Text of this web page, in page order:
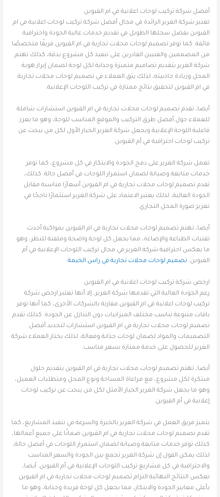
أفضل شركة تركيب لوحات اعلانية في ام القيوين
تعتبر شركة الغرير الرائدة في مجال أفضل شركة تركيب لوحات اعلانية في ام
القيوين بفضل سجلها الطويل في تقديم خدمات عالية الجودة واحترافية
فائقة. كما توفر تصميم لوحات محلات تجارية في ام القيوين فريقًا متخصصًا
من المصممين والفنيين القادرين على تنفيذ كل مشروع بدقة، كذلك تهتم
شركة الغرير بتقديم تصاميم متميزة وجذابة لكل لوحة لضمان إبراز هوية
المحل وزيادة جاذبيته، لذلك يثق العملاء في تصميم لوحات محلات تجارية
في ام القيوين لتحقيق نتائج ممتازة في تركيب اللوحات الإعلانية.
أيضا، تقدم تصميم لوحات محلات تجارية في ام القيوين استشارات شاملة
للعملاء حول أفضل طرق التركيب والموقع المناسب للوحة، وهو ما يعزز
فاعلية اللوحة الإعلانية ويجعل شركة الغرير الخيار الأول لكل من يبحث عن
تركيب لوحات احترافية في أم القيوين.
تعمل شركة الغرير على دمج الجودة والابتكار في كل مشروع، كما توفر
خدمات متابعة وصيانة لضمان استمرار اللوحات في أفضل حالة. كذلك،
تقدم تصميم لوحات محلات تجارية في ام القيوين أسعارًا مناسبة مقابل
الجودة العالية، لذلك يعتبر الاعتماد على شركة الغرير استثمارًا ناجحًا في
تعزيز صورة المحل التجاري.
أيضا، تهتم تصميم لوحات محلات تجارية في ام القيوين بمواكبة أحدث
تقنيات الطباعة والإضاءة، مما يجعل كل لوحة واضحة وملفتة للنظر، وهو
ما يعكس احترافية شركة الغرير في مجال تركيب اللوحات الإعلانية في أم
القيوين. تصميم لوحات محلات تجارية في راس الخيمة
ارخص شركة تركيب لوحات اعلانية في ام القيوين
رغم الجودة العالية التي تقدمها شركة الغرير، إلا أنها تعتبر ارخص شركة
تركيب لوحات اعلانية في ام القيوين مقارنة بالشركات الأخرى، كما أنها توفر
باقات متنوعة تناسب مختلف الميزانيات دون التنازل عن الجودة. كذلك تقدم
تصميم لوحات محلات تجارية في ام القيوين استشارات لتحديد أفضل
التصميمات والمواد لضمان لوحات جذابة وفعالة، لذلك يختار العملاء شركة
الغرير للحصول على خدمة ممتازة بسعر مناسب.
أيضا، تهتم تصميم لوحات محلات تجارية في ام القيوين بتقديم حلول
مبتكرة لكل مشروع، مع مراعاة المساحة ونوع المحل ومتطلبات العميل،
وهو ما يجعل شركة الغرير الخيار الأمثل لكل من يبحث عن تركيب لوحات
إعلانية في أم القيوين.
يتميز فريق العمل في شركة الغرير بالخبرة والسرعة في تنفيذ المشاريع، كما
تقدم تصميم لوحات محلات تجارية في ام القيوين ضمانًا على جميع أعمالها،
كذلك توفر خدمات متابعة وصيانة لضمان استمرار اللوحات في أفضل حالة،
لذلك يمكن القول إن شركة الغرير تجمع بين الجودة والسعر المناسب
والاحترافية في كل مشاريع تركيب اللوحات الإعلانية في أم القيوين. أيضا،
تعكس النتائج النهائية التزام تصميم لوحات محلات تجارية في ام القيوين
بأعلى معايير الجودة والابتكار، مما يجعل كل لوحة فريدة وجذابة، وهو ما